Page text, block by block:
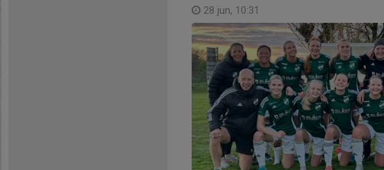
28 jun, 10:31